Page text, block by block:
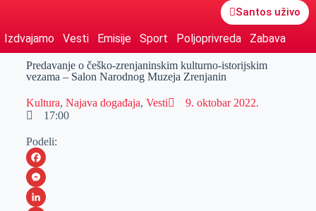
Santos uživo
Izdvajamo Vesti Emisije Sport Poljoprivreda Zabava
Predavanje o češko-zrenjaninskim kulturno-istorijskim
vezama – Salon Narodnog Muzeja Zrenjanin
Kultura, Najava događaja, Vesti
9. oktobar 2022.
17:00
Podeli:
F
aM